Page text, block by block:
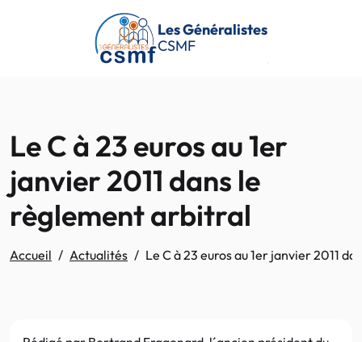
Passer au contenu principal
Les Généralistes
CSMF
Le C à 23 euros au 1er
janvier 2011 dans le
règlement arbitral
Accueil Actualités Le C à 23 euros au 1er janvier 2011